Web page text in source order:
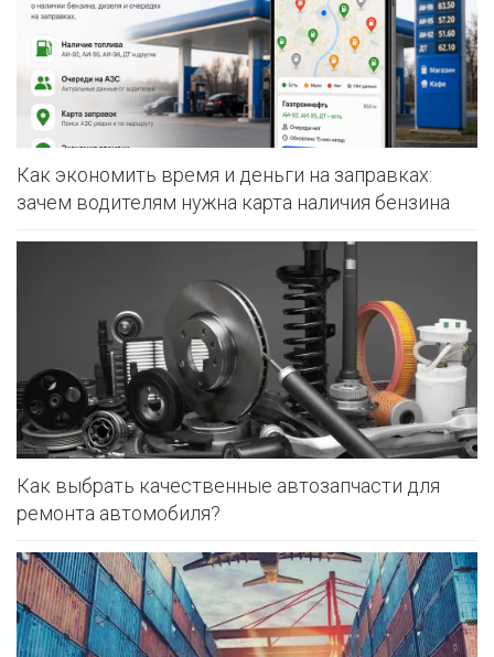
Как экономить время и деньги на заправках:
зачем водителям нужна карта наличия бензина
Как выбрать качественные автозапчасти для
ремонта автомобиля?